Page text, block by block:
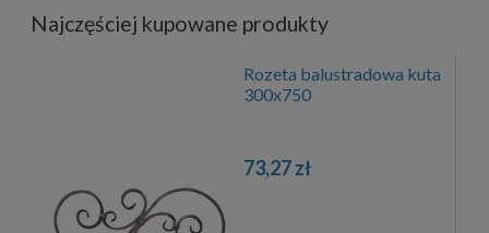
Najczęściej kupowane produkty
Rozeta balustradowa kuta
300x750
73,27 zł